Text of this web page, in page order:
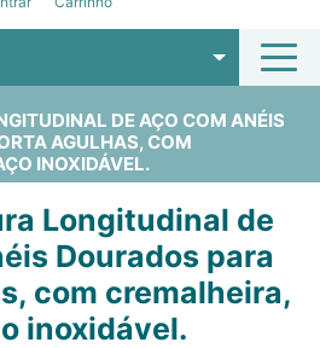
DE AÇO COM ANÉIS
AGULHAS, COM
INOXIDÁVEL.
Longitudinal de
Dourados para
com cremalheira,
inoxidável.